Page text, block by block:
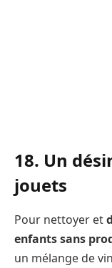
18. Un
jouets
Pour nettoyer et
enfants sans
un mélange de